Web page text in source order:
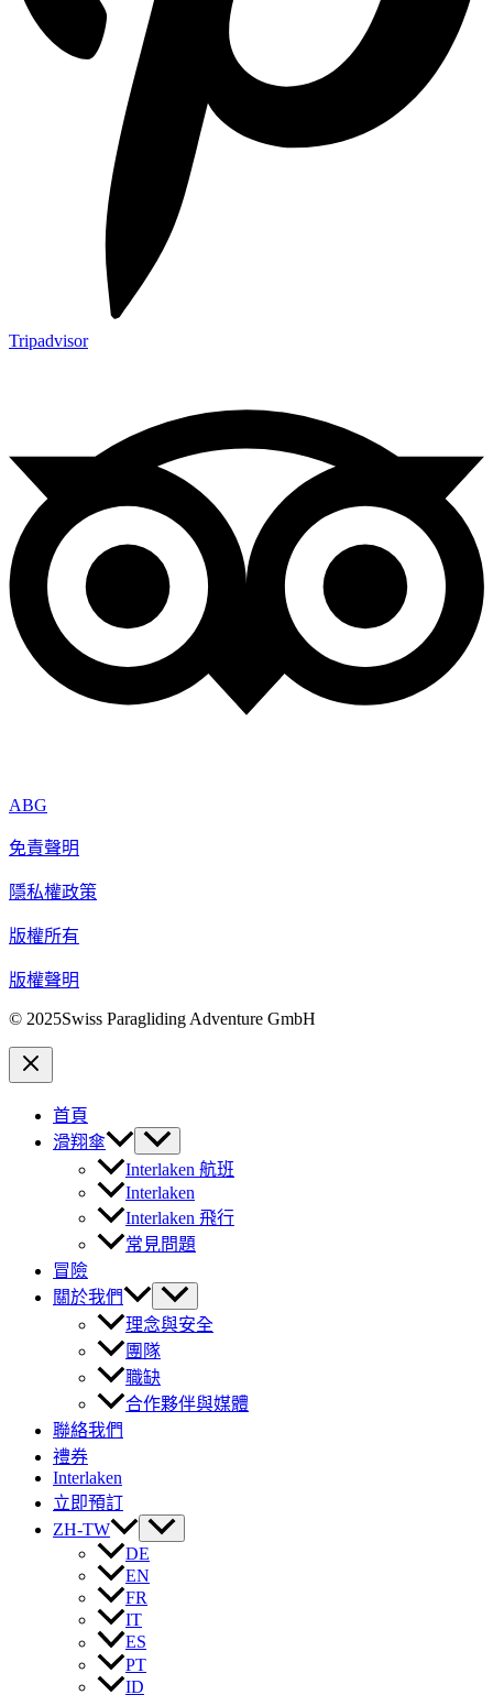
Tripadvisor
ABG
免責聲明
隱私權政策
版權所有
版權聲明
© 2025Swiss Paragliding Adventure GmbH
首頁
滑翔傘
Interlaken 航班
Interlaken
Interlaken 飛行
常見問題
冒險
關於我們
理念與安全
團隊
職缺
合作夥伴與媒體
聯絡我們
禮券
Interlaken
立即預訂
ZH-TW
DE
EN
FR
IT
ES
PT
ID